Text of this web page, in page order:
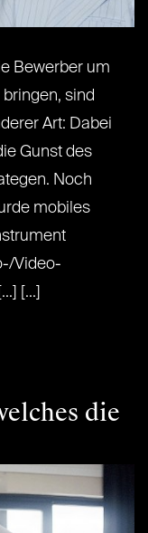
Bewerber um
sind
Art: Dabei
Gunst des
Noch
mobiles
Video-
[...]
die